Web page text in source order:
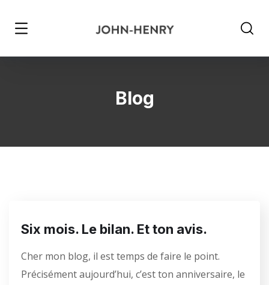
Blog
Six mois. Le bilan. Et ton avis.
Cher mon blog, il est temps de faire le point.
Précisément aujourd’hui, c’est ton anniversaire, le